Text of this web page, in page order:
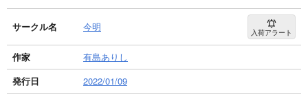
サークル名 今明 入荷アラート
作家
有島ありし
発行日
2022/01/09